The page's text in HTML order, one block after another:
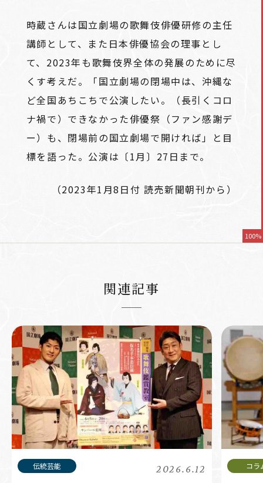
時蔵さんは国立劇場の歌舞伎俳優研修の主任
講師として、また日本俳優協会の理事とし
て、2023年も歌舞伎界全体の発展のために尽
くす考えだ。「国立劇場の閉場中は、沖縄な
ど全国あちこちで公演したい。（長引くコロ
ナ禍で）できなかった俳優祭（ファン感謝デ
ー）も、閉場前の国立劇場で開ければ」と目
標を語った。公演は〔1月〕27日まで。
（2023年1月8日付 読売新聞朝刊から）
100%
関連記事
2026.6.12